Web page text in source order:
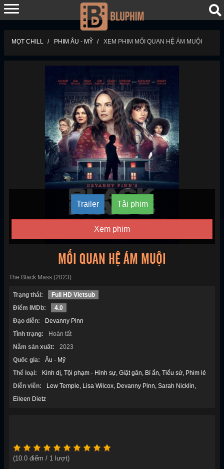
MỌT CHILL PHIM ÂU - MỸ XEM PHIM MỐI QUAN HỆ ÁM MUỘI
Trailer Tải phim
Xem phim
MỐI QUAN HỆ ÁM MUỘI
The Black Mass (2023)
Trạng thái:
Full HD Vietsub
Điểm IMDb:
4.0
Đạo diễn:
Devanny Pinn
Tình trạng:
Hoàn tất
Năm sản xuất:
2023
Quốc gia:
Âu - Mỹ
Thể loại:
Kinh dị Tội phạm - Hình sự Giật gân Bí ẩn Tiểu sử Phim lẻ
Diễn viên:
Lew Temple Lisa Wilcox Devanny Pinn Sarah Nicklin
Eileen Dietz
(10.0 điểm / 1 lượt)